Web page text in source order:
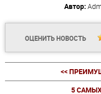
Автор:
ОЦЕНИТЬ НОВОСТЬ
<<
5